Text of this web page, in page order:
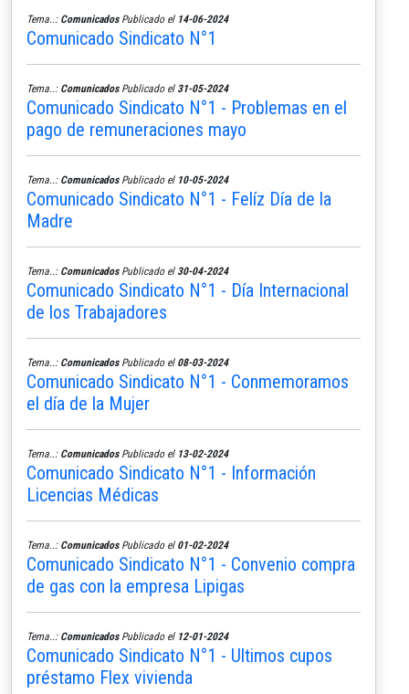
Tema..: ComunicadosPublicado el 14-06-2024
Comunicado Sindicato N°1
Tema..: ComunicadosPublicado el 31-05-2024
Comunicado Sindicato N°1 - Problemas en el
pago de remuneraciones mayo
Tema..: ComunicadosPublicado el 10-05-2024
Comunicado Sindicato N°1 - Felíz Día de la
Madre
Tema..: ComunicadosPublicado el 30-04-2024
Comunicado Sindicato N°1 - Día Internacional
de los Trabajadores
Tema..: ComunicadosPublicado el 08-03-2024
Comunicado Sindicato N°1 - Conmemoramos
el día de la Mujer
Tema..: ComunicadosPublicado el 13-02-2024
Comunicado Sindicato N°1 - Información
Licencias Médicas
Tema..: ComunicadosPublicado el 01-02-2024
Comunicado Sindicato N°1 - Convenio compra
de gas con la empresa Lipigas
Tema..: ComunicadosPublicado el 12-01-2024
Comunicado Sindicato N°1 - Ultimos cupos
préstamo Flex vivienda